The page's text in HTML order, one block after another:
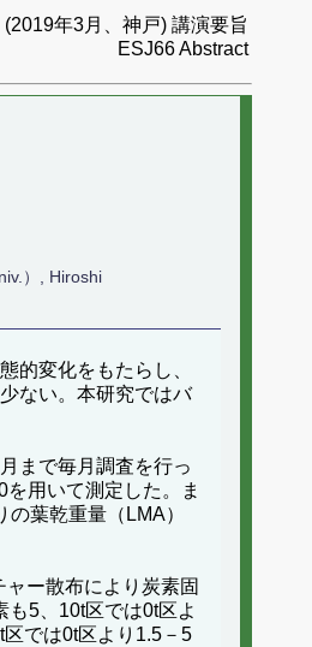
年3月、神戸) 講演要旨
ESJ66 Abstract
）, Hiroshi
的変化をもたらし、
ない。本研究ではバ
まで毎月調査を行っ
用いて測定した。ま
葉乾重量（LMA）
ー散布により炭素固
5、10t区では0t区よ
では0t区より1.5－5